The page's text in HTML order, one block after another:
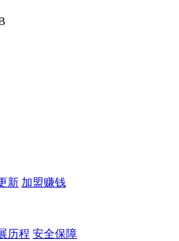
新 加盟赚钱
历程 安全保障